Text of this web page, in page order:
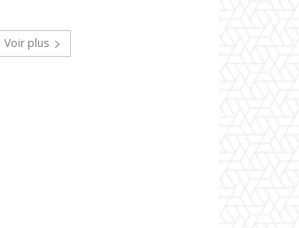
Voir plus